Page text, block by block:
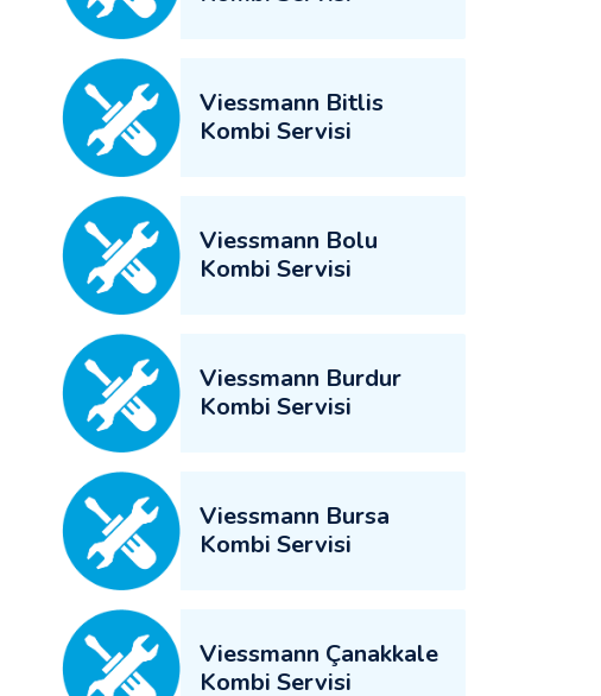
Viessmann Bitlis
Kombi Servisi
Viessmann Bolu
Kombi Servisi
Viessmann Burdur
Kombi Servisi
Viessmann Bursa
Kombi Servisi
Viessmann Çanakkale
Kombi Servisi